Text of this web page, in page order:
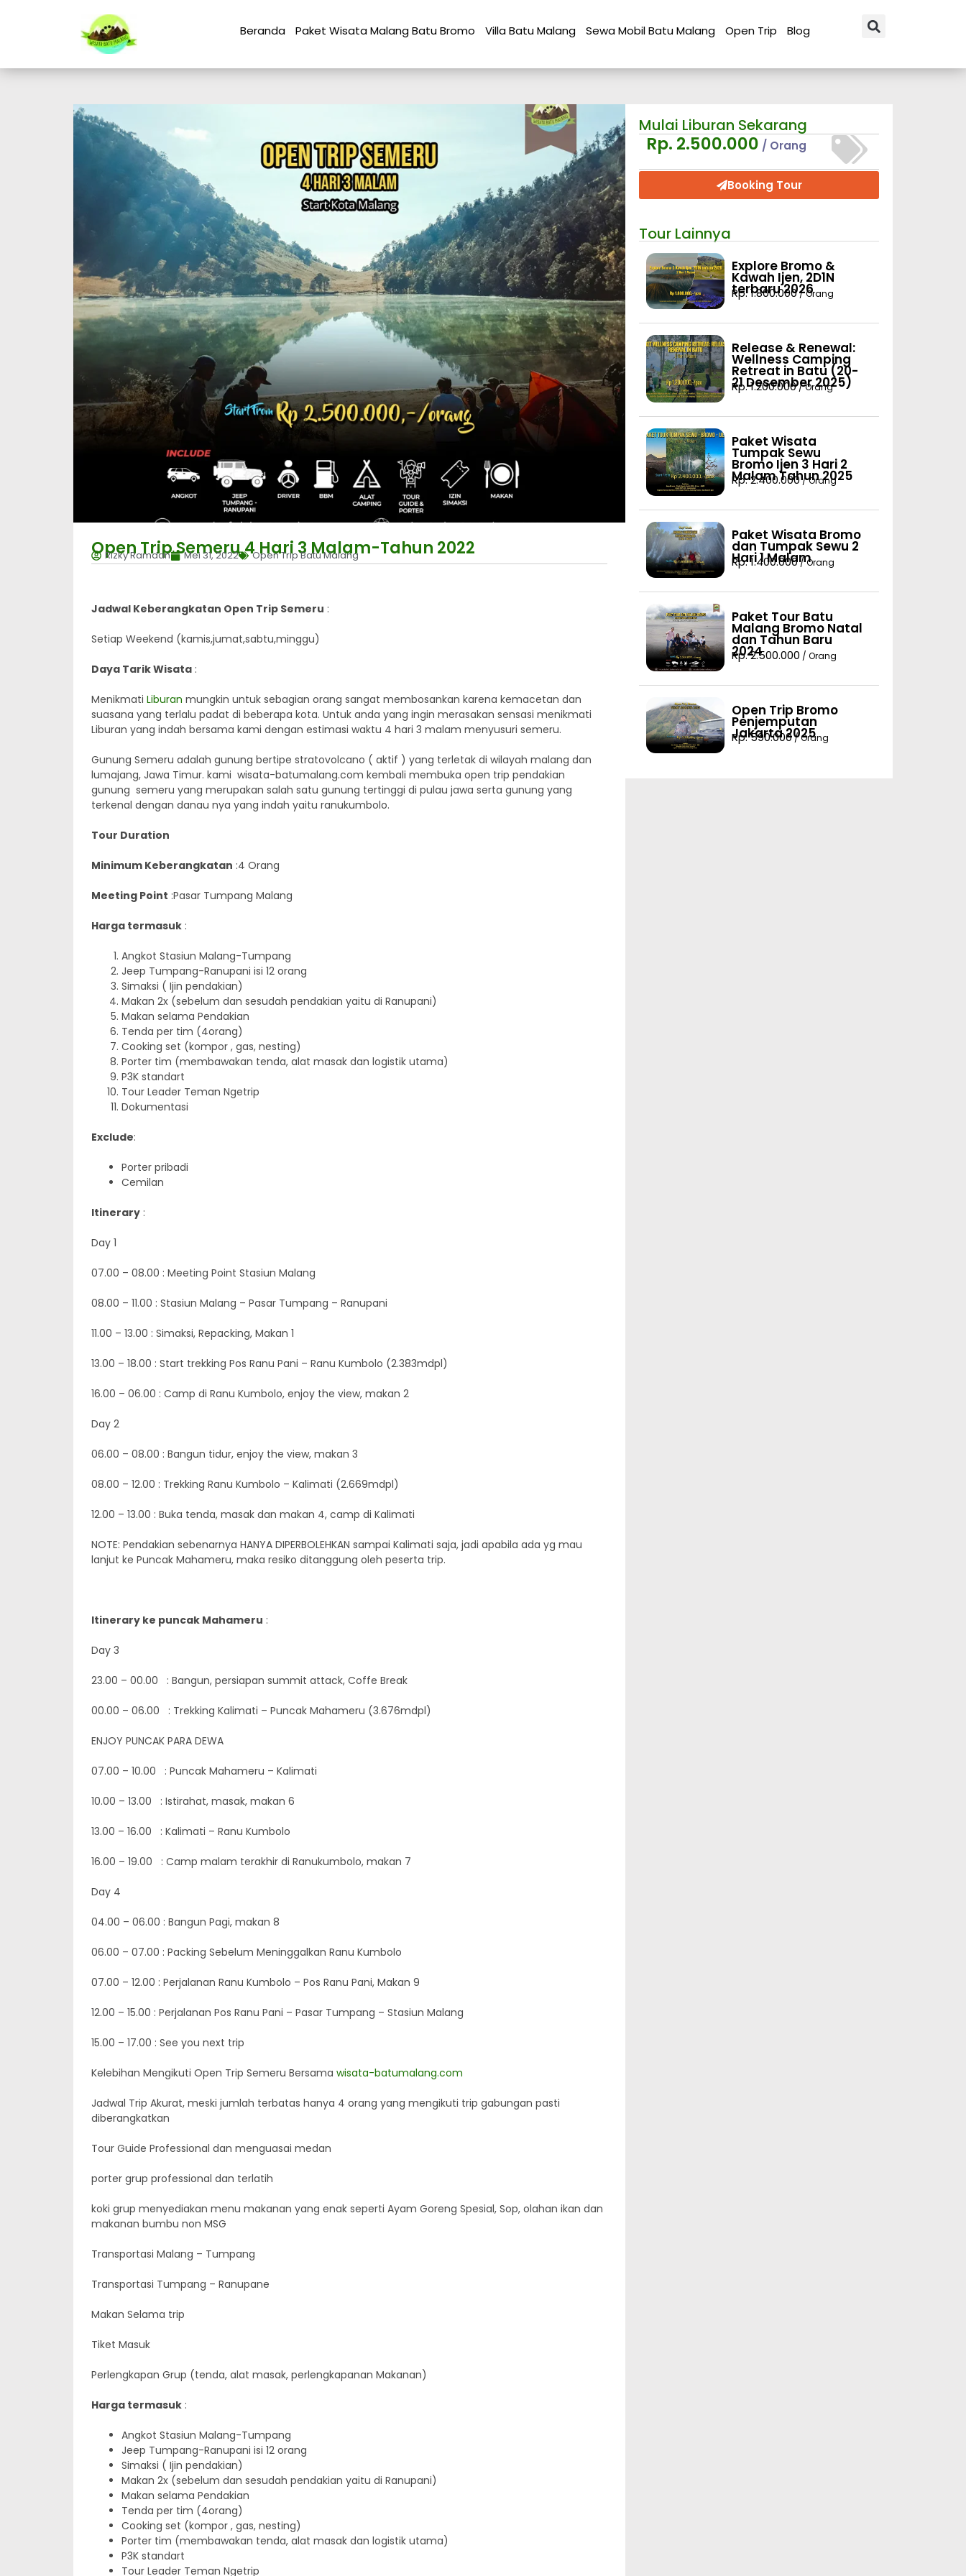
Beranda Paket Wisata Malang Batu Bromo Villa Batu Malang Sewa Mobil Batu Malang Open Trip Blog
Open Trip Semeru 4 Hari 3 Malam-Tahun 2022
Rizky Ramdan Mei 31, 2022 Open Trip Batu Malang
Jadwal Keberangkatan Open Trip Semeru :
Setiap Weekend (kamis,jumat,sabtu,minggu)
Daya Tarik Wisata :
Menikmati Liburan mungkin untuk sebagian orang sangat membosankan karena kemacetan dan
suasana yang terlalu padat di beberapa kota. Untuk anda yang ingin merasakan sensasi menikmati
Liburan yang indah bersama kami dengan estimasi waktu 4 hari 3 malam menyusuri semeru.
Gunung Semeru adalah gunung bertipe stratovolcano ( aktif ) yang terletak di wilayah malang dan
lumajang, Jawa Timur. kami wisata-batumalang.com kembali membuka open trip pendakian
gunung semeru yang merupakan salah satu gunung tertinggi di pulau jawa serta gunung yang
terkenal dengan danau nya yang indah yaitu ranukumbolo.
Tour Duration
Minimum Keberangkatan :4 Orang
Meeting Point :Pasar Tumpang Malang
Harga termasuk :
Angkot Stasiun Malang-Tumpang
Jeep Tumpang-Ranupani isi 12 orang
Simaksi ( Ijin pendakian)
Makan 2x (sebelum dan sesudah pendakian yaitu di Ranupani)
Makan selama Pendakian
Tenda per tim (4orang)
Cooking set (kompor , gas, nesting)
Porter tim (membawakan tenda, alat masak dan logistik utama)
P3K standart
Tour Leader Teman Ngetrip
Dokumentasi
Exclude:
Porter pribadi
Cemilan
Itinerary :
Day 1
07.00 – 08.00 : Meeting Point Stasiun Malang
08.00 – 11.00 : Stasiun Malang – Pasar Tumpang – Ranupani
11.00 – 13.00 : Simaksi, Repacking, Makan 1
13.00 – 18.00 : Start trekking Pos Ranu Pani – Ranu Kumbolo (2.383mdpl)
16.00 – 06.00 : Camp di Ranu Kumbolo, enjoy the view, makan 2
Day 2
06.00 – 08.00 : Bangun tidur, enjoy the view, makan 3
08.00 – 12.00 : Trekking Ranu Kumbolo – Kalimati (2.669mdpl)
12.00 – 13.00 : Buka tenda, masak dan makan 4, camp di Kalimati
NOTE: Pendakian sebenarnya HANYA DIPERBOLEHKAN sampai Kalimati saja, jadi apabila ada yg mau
lanjut ke Puncak Mahameru, maka resiko ditanggung oleh peserta trip.
Itinerary ke puncak Mahameru :
Day 3
23.00 – 00.00 : Bangun, persiapan summit attack, Coffe Break
00.00 – 06.00 : Trekking Kalimati – Puncak Mahameru (3.676mdpl)
ENJOY PUNCAK PARA DEWA
07.00 – 10.00 : Puncak Mahameru – Kalimati
10.00 – 13.00 : Istirahat, masak, makan 6
13.00 – 16.00 : Kalimati – Ranu Kumbolo
16.00 – 19.00 : Camp malam terakhir di Ranukumbolo, makan 7
Day 4
04.00 – 06.00 : Bangun Pagi, makan 8
06.00 – 07.00 : Packing Sebelum Meninggalkan Ranu Kumbolo
07.00 – 12.00 : Perjalanan Ranu Kumbolo – Pos Ranu Pani, Makan 9
12.00 – 15.00 : Perjalanan Pos Ranu Pani – Pasar Tumpang – Stasiun Malang
15.00 – 17.00 : See you next trip
Kelebihan Mengikuti Open Trip Semeru Bersama wisata-batumalang.com
Jadwal Trip Akurat, meski jumlah terbatas hanya 4 orang yang mengikuti trip gabungan pasti
diberangkatkan
Tour Guide Professional dan menguasai medan
porter grup professional dan terlatih
koki grup menyediakan menu makanan yang enak seperti Ayam Goreng Spesial, Sop, olahan ikan dan
makanan bumbu non MSG
Transportasi Malang – Tumpang
Transportasi Tumpang – Ranupane
Makan Selama trip
Tiket Masuk
Perlengkapan Grup (tenda, alat masak, perlengkapanan Makanan)
Harga termasuk :
Angkot Stasiun Malang-Tumpang
Jeep Tumpang-Ranupani isi 12 orang
Simaksi ( Ijin pendakian)
Makan 2x (sebelum dan sesudah pendakian yaitu di Ranupani)
Makan selama Pendakian
Tenda per tim (4orang)
Cooking set (kompor , gas, nesting)
Porter tim (membawakan tenda, alat masak dan logistik utama)
P3K standart
Tour Leader Teman Ngetrip
Mulai Liburan Sekarang
Rp. 2.500.000 / Orang
Booking Tour
Tour Lainnya
Explore Bromo &
Kawah Ijen, 2D1N
terbaru 2026
Rp. 1.800.000/ Orang
Release & Renewal:
Wellness Camping
Retreat in Batu (20-
21 Desember 2025)
Rp. 1.200.000/ Orang
Paket Wisata
Tumpak Sewu
Bromo Ijen 3 Hari 2
Malam Tahun 2025
Rp. 2.400.000/ Orang
Paket Wisata Bromo
dan Tumpak Sewu 2
Hari 1 Malam
Rp. 1.400.000/ Orang
Paket Tour Batu
Malang Bromo Natal
dan Tahun Baru
2024
Rp. 2.500.000 / Orang
Open Trip Bromo
Penjemputan
Jakarta 2025
Rp. 590.000/ Orang